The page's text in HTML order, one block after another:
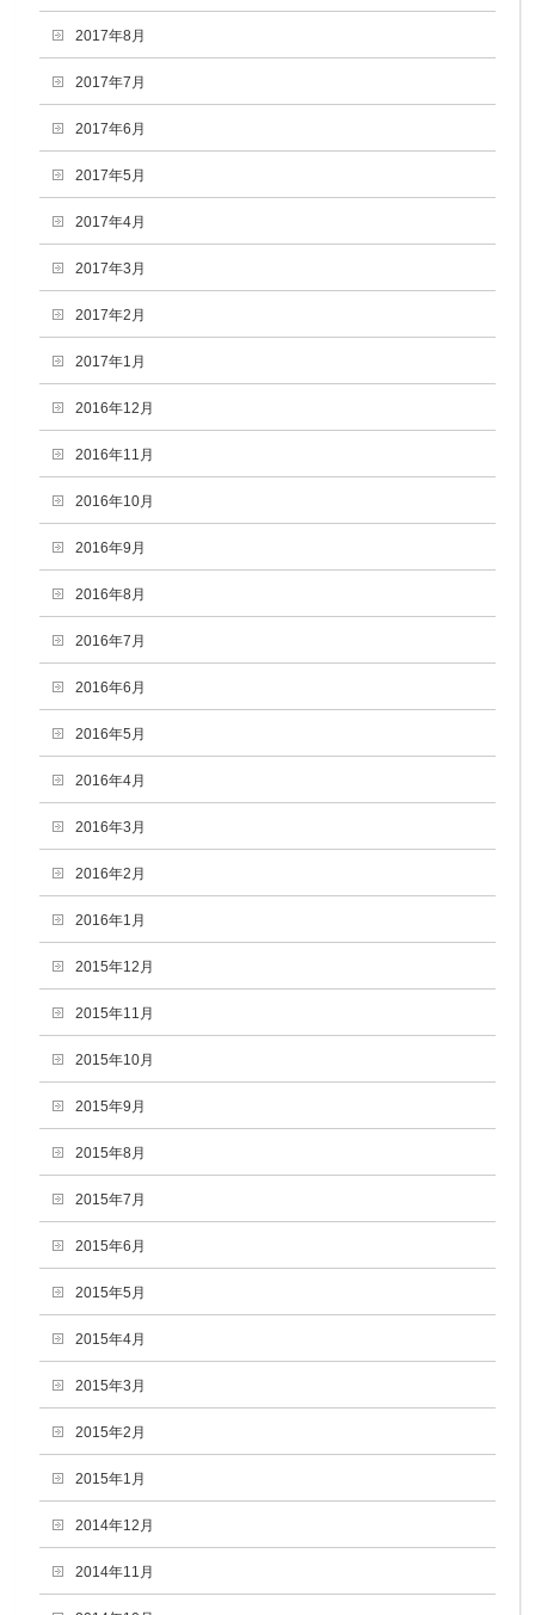
2017年8月
2017年7月
2017年6月
2017年5月
2017年4月
2017年3月
2017年2月
2017年1月
2016年12月
2016年11月
2016年10月
2016年9月
2016年8月
2016年7月
2016年6月
2016年5月
2016年4月
2016年3月
2016年2月
2016年1月
2015年12月
2015年11月
2015年10月
2015年9月
2015年8月
2015年7月
2015年6月
2015年5月
2015年4月
2015年3月
2015年2月
2015年1月
2014年12月
2014年11月